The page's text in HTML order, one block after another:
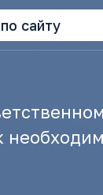
сайту